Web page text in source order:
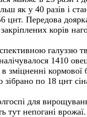
як у 40 разів і
цнт. Передова
корів
галуззю
1410
в зміцненні
по 18 цнт
для
тут непогані